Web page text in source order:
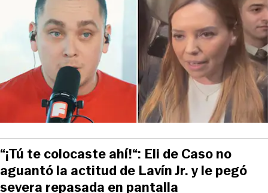
“¡Tú te colocaste ahí!“: Eli de Caso no
aguantó la actitud de Lavín Jr. y le pegó
severa repasada en pantalla